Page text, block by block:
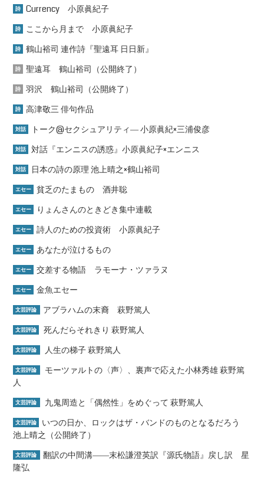
詩 Currency 小原眞紀子
詩 ここから月まで 小原眞紀子
詩 鶴山裕司 連作詩『聖遠耳 日日新』
詩 聖遠耳 鶴山裕司（公開終了）
詩 羽沢 鶴山裕司（公開終了）
詩 高津敬三 俳句作品
対話 トーク@セクシュアリティ― 小原眞紀×三浦俊彦
対話 対話『エンニスの誘惑』小原眞紀子×エンニス
対話 日本の詩の原理 池上晴之×鶴山裕司
エセー 貧乏のたまもの 酒井聡
エセー りょんさんのときどき集中連載
エセー 詩人のための投資術 小原眞紀子
エセー あなたが泣けるもの
エセー 交差する物語 ラモーナ・ツァラヌ
エセー 金魚エセー
文芸評論 アブラハムの末裔 萩野篤人
文芸評論 死んだらそれきり 萩野篤人
文芸評論 人生の梯子 萩野篤人
文芸評論
モーツァルトの〈声〉、裏声で応えた小林秀雄 萩野篤
人
文芸評論 九鬼周造と「偶然性」をめぐって 萩野篤人
文芸評論
いつの日か、ロックはザ・バンドのものとなるだろう
池上晴之（公開終了）
文芸評論
翻訳の中間溝――末松謙澄英訳『源氏物語』戻し訳 星
隆弘